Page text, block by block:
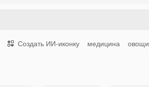
Создать ИИ-иконку медицина овощи